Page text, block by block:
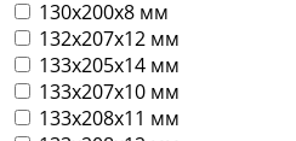
130х200х8 мм
132х207х12 мм
133х205х14 мм
133х207х10 мм
133х208х11 мм